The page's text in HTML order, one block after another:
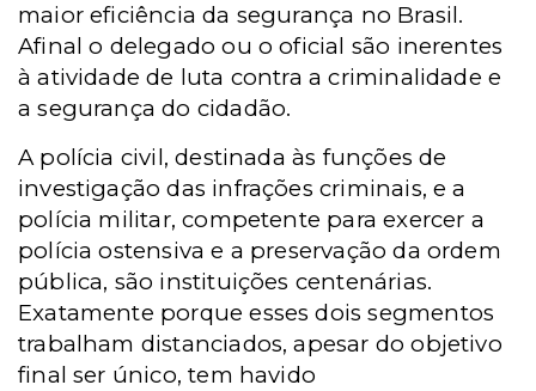
maior eficiência da segurança no Brasil.
Afinal o delegado ou o oficial são inerentes
à atividade de luta contra a criminalidade e
a segurança do cidadão.
A polícia civil, destinada às funções de
investigação das infrações criminais, e a
polícia militar, competente para exercer a
polícia ostensiva e a preservação da ordem
pública, são instituições centenárias.
Exatamente porque esses dois segmentos
trabalham distanciados, apesar do objetivo
final ser único, tem havido